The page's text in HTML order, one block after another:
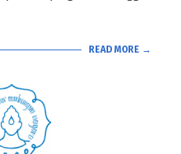
READ MORE →